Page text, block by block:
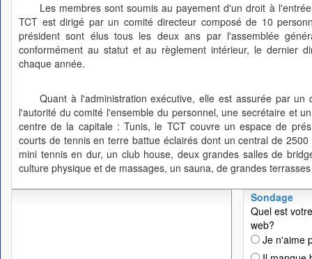
Les membres sont soumis au payement d'un droit à
TCT est dirigé par un comité directeur composé de 10
président sont élus tous les deux ans par l'assemblée
conformément au statut et au règlement intérieur, le dernier
chaque année.
Quant à l'administration exécutive, elle est assurée par
l'autorité du comité l'ensemble du personnel, une secrétaire et
centre de la capitale : Tunis, le TCT couvre un espace de
courts de tennis en terre battue éclairés dont un central de
mini tennis en dur, un club house, deux grandes salles de
culture physique et de massages, un sauna, de grandes
Sondage
Quel est
web?
Je n'aime